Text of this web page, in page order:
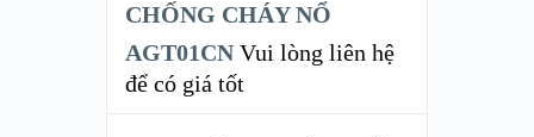
CHỐNG CHÁY NỔ
AGT01CN Vui lòng liên hệ
để có giá tốt